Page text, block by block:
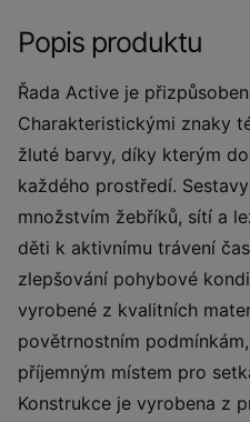
Popis produktu
Řada Active je
Charakteristickými znaky
žluté barvy, díky kterým
každého prostředí.
množstvím žebříků, sítí a
děti k aktivnímu trávení
zlepšování pohybové
vyrobené z kvalitních
povětrnostním
příjemným místem pro
Konstrukce je vyrobena z